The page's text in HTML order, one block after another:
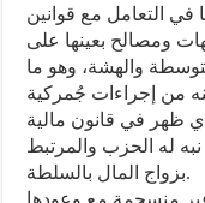
في التعامل مع قوانين
ومصالح بعينها على
والهشة، وهو ما
لسنة 2024 بما تضمنه من إجراءات جُمركية
ظهر في قانون مالية
نبه له الحزب والمرتبط
بزواج المال بالسلطة.